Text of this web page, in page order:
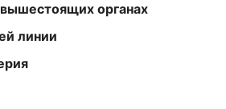
органах
линии